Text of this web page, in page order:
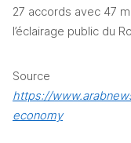
27 accords avec 47
l’éclairage public du
https://
economy